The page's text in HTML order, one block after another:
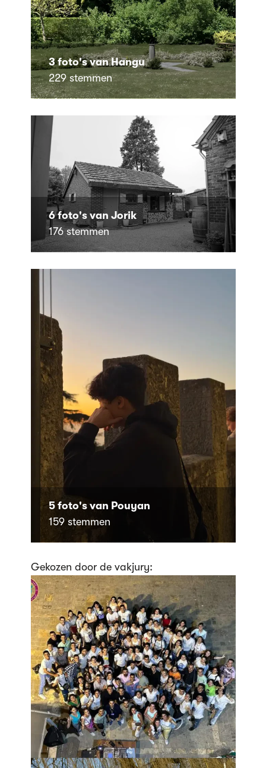
3 foto's van Hangu
229 stemmen
6 foto's van Jorik
176 stemmen
5 foto's van Pouyan
159 stemmen
Gekozen door de vakjury: